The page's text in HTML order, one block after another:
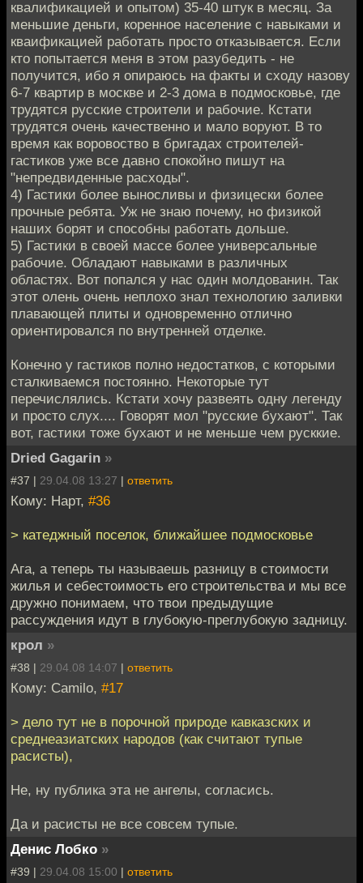
квалификацией и опытом) 35-40 штук в месяц. За
меньшие деньги, коренное население с навыками и
кваификацией работать просто отказывается. Если
кто попытается меня в этом разубедить - не
получится, ибо я опираюсь на факты и сходу назову
6-7 квартир в москве и 2-3 дома в подмосковье, где
трудятся русские строители и рабочие. Кстати
трудятся очень качественно и мало воруют. В то
время как воровоство в бригадах строителей-
гастиков уже все давно спокойно пишут на
"непредвиденные расходы".
4) Гастики более выносливы и физицески более
прочные ребята. Уж не знаю почему, но физикой
наших борят и способны работать дольше.
5) Гастики в своей массе более универсальные
рабочие. Обладают навыками в различных
областях. Вот попался у нас один молдованин. Так
этот олень очень неплохо знал технологию заливки
плавающей плиты и одновременно отлично
ориентировался по внутренней отделке.
Конечно у гастиков полно недостатков, с которыми
сталкиваемся постоянно. Некоторые тут
перечислялись. Кстати хочу развеять одну легенду
и просто слух.... Говорят мол "русские бухают". Так
вот, гастики тоже бухают и не меньше чем русккие.
Dried Gagarin »
#37 | 29.04.08 13:27 | ответить
Кому: Нарт, #36
> катеджный поселок, ближайшее подмосковье
Ага, а теперь ты называешь разницу в стоимости
жилья и себестоимость его строительства и мы все
дружно понимаем, что твои предыдущие
рассуждения идут в глубокую-преглубокую задницу.
крол »
#38 | 29.04.08 14:07 | ответить
Кому: Camilo, #17
> дело тут не в порочной природе кавказских и
среднеазиатских народов (как считают тупые
расисты),
Не, ну публика эта не ангелы, согласись.
Да и расисты не все совсем тупые.
Денис Лобко »
#39 | 29.04.08 15:00 | ответить